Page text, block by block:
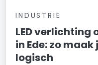
INDUSTRIE
LED verlichting
in Ede: zo
logisch